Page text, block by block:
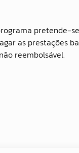
pretende-
as prestações
reembolsável.